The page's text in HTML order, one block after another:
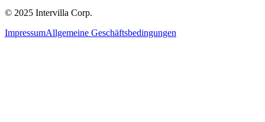
© 2025 Intervilla Corp.
ImpressumAllgemeine Geschäftsbedingungen